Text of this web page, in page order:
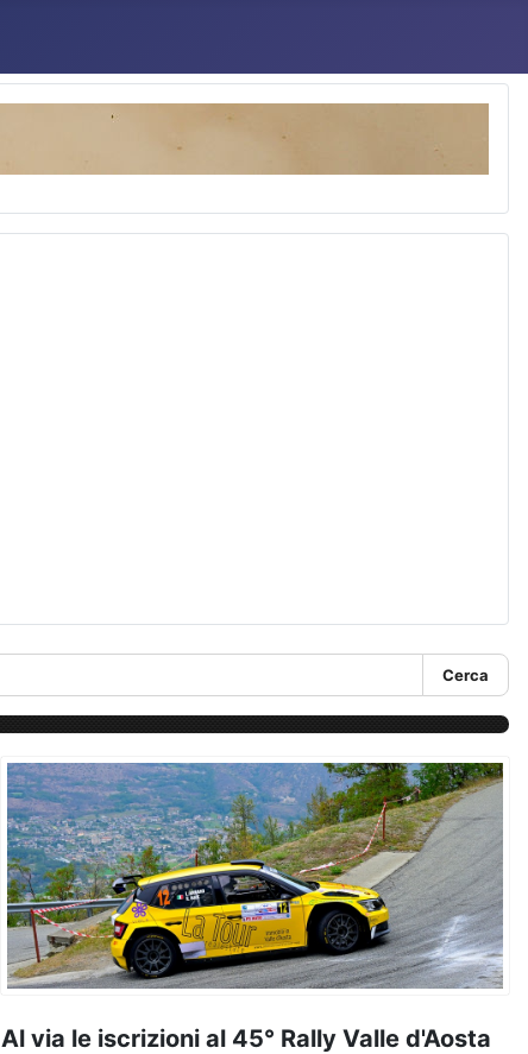
Cerca
Al via le iscrizioni al 45° Rally Valle d'Aosta